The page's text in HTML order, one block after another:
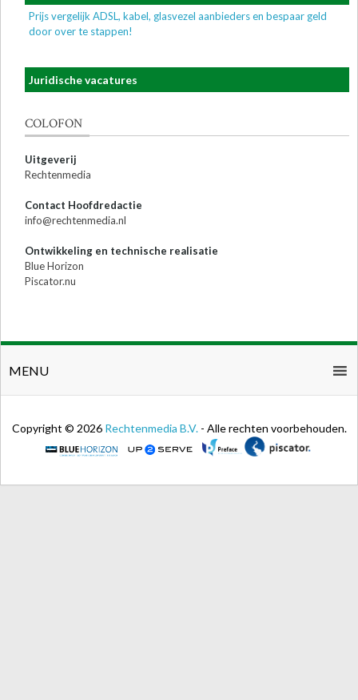
Prijs vergelijk ADSL, kabel, glasvezel aanbieders en bespaar geld
door over te stappen!
Juridische vacatures
COLOFON
Uitgeverij
Rechtenmedia
Contact Hoofdredactie
info@rechtenmedia.nl
Ontwikkeling en technische realisatie
Blue Horizon
Piscator.nu
MENU
Copyright © 2026 Rechtenmedia B.V. - Alle rechten voorbehouden.